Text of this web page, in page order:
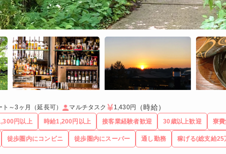
～3ヶ月（延長可） マルチタスク 1,430円 （時給）
円以上 時給1,200円以上 接客業経験者歓迎 30歳以上歓迎 寮
徒歩圏内にコンビニ 徒歩圏内にスーパー 通し勤務 稼げる(総支給25